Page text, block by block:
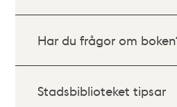
Har du frågor om
Stadsbiblioteket tipsar